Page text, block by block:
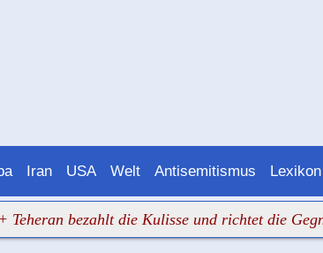
Iran USA Welt Antisemitismus Lexikon
bezahlt die Kulisse und richtet die Gegner hin